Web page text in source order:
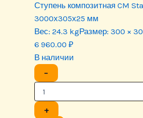
Ступень композитная CM
3000х305х25 мм
Вес: 24.3 kgРазмер: 300 ×
6 960.00 ₽
В наличии
−
+